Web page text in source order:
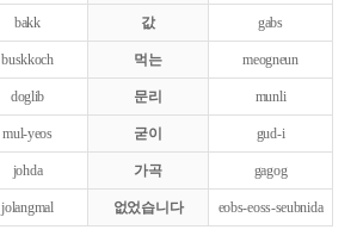
bakk 값 gabs
buskkoch 먹는 meogneun
doglib 문리 munli
mul-yeos 굳이 gud-i
johda 가곡 gagog
jolangmal 없었습니다 eobs-eoss-seubnida